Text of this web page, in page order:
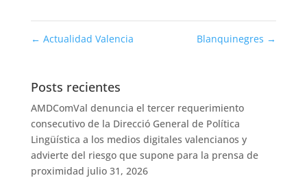
← Actualidad Valencia Blanquinegres →
Posts recientes
AMDComVal denuncia el tercer requerimiento
consecutivo de la Direcció General de Política
Lingüística a los medios digitales valencianos y
advierte del riesgo que supone para la prensa de
proximidad julio 31, 2026